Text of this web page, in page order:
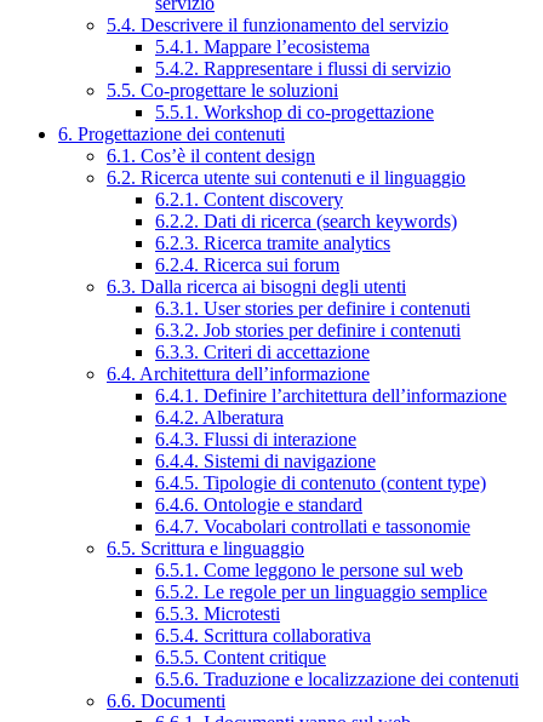
5.4. Descrivere il funzionamento del servizio
5.4.1. Mappare l’ecosistema
5.4.2. Rappresentare i flussi di servizio
5.5. Co-progettare le soluzioni
5.5.1. Workshop di co-progettazione
6. Progettazione dei contenuti
6.1. Cos’è il content design
6.2. Ricerca utente sui contenuti e il linguaggio
6.2.1. Content discovery
6.2.2. Dati di ricerca (search keywords)
6.2.3. Ricerca tramite analytics
6.2.4. Ricerca sui forum
6.3. Dalla ricerca ai bisogni degli utenti
6.3.1. User stories per definire i contenuti
6.3.2. Job stories per definire i contenuti
6.3.3. Criteri di accettazione
6.4. Architettura dell’informazione
6.4.1. Definire l’architettura dell’informazione
6.4.2. Alberatura
6.4.3. Flussi di interazione
6.4.4. Sistemi di navigazione
6.4.5. Tipologie di contenuto (content type)
6.4.6. Ontologie e standard
6.4.7. Vocabolari controllati e tassonomie
6.5. Scrittura e linguaggio
6.5.1. Come leggono le persone sul web
6.5.2. Le regole per un linguaggio semplice
6.5.3. Microtesti
6.5.4. Scrittura collaborativa
6.5.5. Content critique
6.5.6. Traduzione e localizzazione dei contenuti
6.6. Documenti